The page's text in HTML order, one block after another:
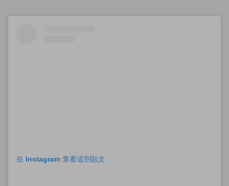
在 Instagram 查看這則貼文